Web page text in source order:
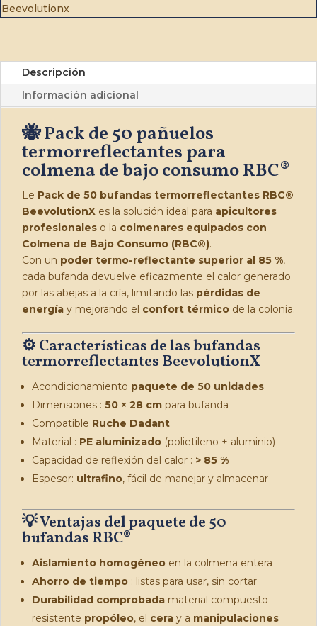
BeevolutionX
Beevolutionx
Descripción
Información adicional
🐝 Pack de 50 pañuelos
termorreflectantes para
colmena de bajo consumo RBC®
Le Pack de 50 bufandas termorreflectantes RBC®
BeevolutionX es la solución ideal para apicultores
profesionales o la colmenares equipados con
Colmena de Bajo Consumo (RBC®).
Con un poder termo-reflectante superior al 85 %,
cada bufanda devuelve eficazmente el calor generado
por las abejas a la cría, limitando las pérdidas de
energía y mejorando el confort térmico de la colonia.
⚙️ Características de las bufandas
termorreflectantes BeevolutionX
Acondicionamiento paquete de 50 unidades
Dimensiones : 50 × 28 cm para bufanda
Compatible Ruche Dadant
Material : PE aluminizado (polietileno + aluminio)
Capacidad de reflexión del calor : > 85 %
Espesor: ultrafino, fácil de manejar y almacenar
💡 Ventajas del paquete de 50
bufandas RBC®
Aislamiento homogéneo en la colmena entera
Ahorro de tiempo : listas para usar, sin cortar
Durabilidad comprobada material compuesto
resistente propóleo, el cera y a manipulaciones